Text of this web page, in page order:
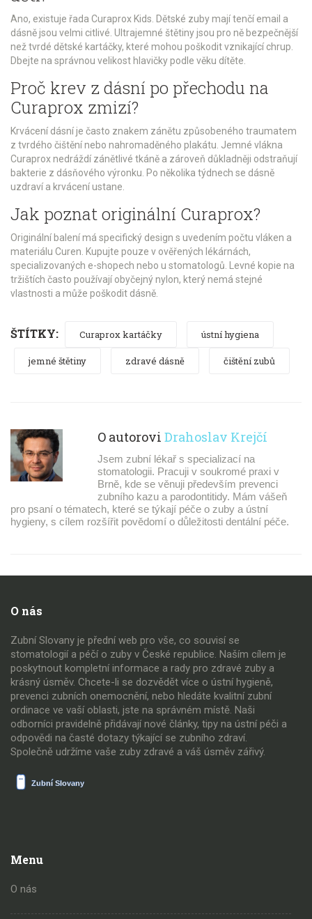
Ano, existuje řada Curaprox Kids. Dětské zuby mají tenčí email a
dásně jsou velmi citlivé. Ultrajemné štětiny jsou pro ně bezpečnější
než tvrdé dětské kartáčky, které mohou poškodit vznikající chrup.
Dbejte na správnou velikost hlavičky podle věku dítěte.
Proč krev z dásní po přechodu na
Curaprox zmizí?
Krvácení dásní je často znakem zánětu způsobeného traumatem
z tvrdého čištění nebo nahromaděného plakátu. Jemné vlákna
Curaprox nedráždí zánětlivé tkáně a zároveň důkladněji odstraňují
bakterie z dásňového výronku. Po několika týdnech se dásně
uzdraví a krvácení ustane.
Jak poznat originální Curaprox?
Originální balení má specifický design s uvedením počtu vláken a
materiálu Curen. Kupujte pouze v ověřených lékárnách,
specializovaných e-shopech nebo u stomatologů. Levné kopie na
tržištích často používají obyčejný nylon, který nemá stejné
vlastnosti a může poškodit dásně.
ŠTÍTKY: Curaprox kartáčky ústní hygiena
jemné štětiny zdravé dásně čištění zubů
O autorovi Drahoslav Krejčí
Jsem zubní lékař s specializací na
stomatologii. Pracuji v soukromé praxi v
Brně, kde se věnuji především prevenci
zubního kazu a parodontitidy. Mám vášeň
pro psaní o tématech, které se týkají péče o zuby a ústní
hygieny, s cílem rozšířit povědomí o důležitosti dentální péče.
O nás
Zubní Slovany je přední web pro vše, co souvisí se
stomatologií a péčí o zuby v České republice. Naším cílem je
poskytnout kompletní informace a rady pro zdravé zuby a
krásný úsměv. Chcete-li se dozvědět více o ústní hygieně,
prevenci zubních onemocnění, nebo hledáte kvalitní zubní
ordinace ve vaší oblasti, jste na správném místě. Naši
odborníci pravidelně přidávají nové články, tipy na ústní péči a
odpovědi na časté dotazy týkající se zubního zdraví.
Společně udržíme vaše zuby zdravé a váš úsměv zářivý.
Menu
O nás